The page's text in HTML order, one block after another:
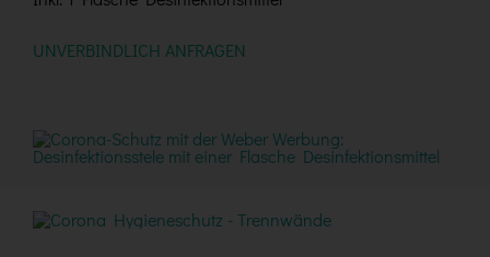
UNVERBINDLICH ANFRAGEN